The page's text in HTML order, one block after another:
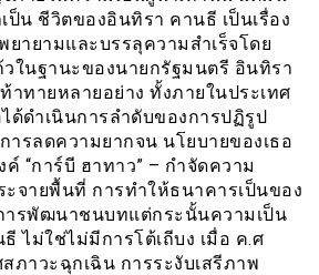
ป็น ชีวิตของอินทิรา คานธี เป็นเรื่อง
ายามและบรรลุความสำเร็จโดย
วในฐานะของนายกรัฐมนตรี อินทิรา
ทายหลายอย่าง ทั้งภายในประเทศ
ได้ดำเนินการลำดับของการปฏิรูป
ารลดความยากจน นโยบายของเธอ
“การ์บี ฮาทาว” – กำจัดความ
จายพื้นที่ การทำให้ธนาคารเป็นของ
ารพัฒนาชนบทแต่กระนั้นความเป็น
ไม่ใช่ไม่มีการโต้เถีบง เมื่อ ค.ศ
ภาวะฉุกเฉิน การระงับเสรีภาพ